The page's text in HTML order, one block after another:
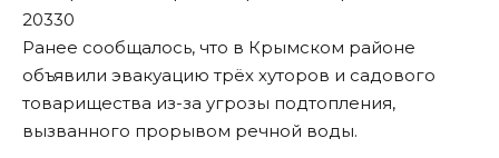
20330
Ранее сообщалось, что в Крымском районе
объявили эвакуацию трёх хуторов и садового
товарищества из-за угрозы подтопления,
вызванного прорывом речной воды.